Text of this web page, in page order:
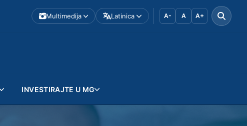
Multimedija Latinica A- A A+
INVESTIRAJTE U MG